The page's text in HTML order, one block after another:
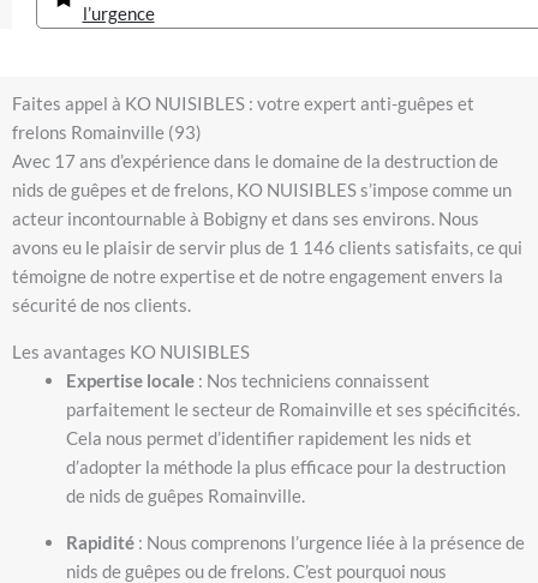
l’urgence
Faites appel à KO NUISIBLES : votre expert anti-guêpes et
frelons Romainville (93)
Avec 17 ans d’expérience dans le domaine de la destruction de
nids de guêpes et de frelons, KO NUISIBLES s’impose comme un
acteur incontournable à Bobigny et dans ses environs. Nous
avons eu le plaisir de servir plus de 1 146 clients satisfaits, ce qui
témoigne de notre expertise et de notre engagement envers la
sécurité de nos clients.
Les avantages KO NUISIBLES
Expertise locale : Nos techniciens connaissent
parfaitement le secteur de Romainville et ses spécificités.
Cela nous permet d’identifier rapidement les nids et
d’adopter la méthode la plus efficace pour la destruction
de nids de guêpes Romainville.
Rapidité : Nous comprenons l’urgence liée à la présence de
nids de guêpes ou de frelons. C’est pourquoi nous